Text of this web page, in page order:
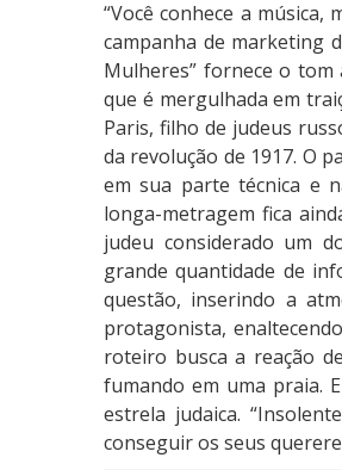
a
a
a
M
u
l
h
e
r
e
“Você conhece a música,
campanha de marketing
Mulheres” fornece o
que é mergulhada em
Paris, filho de judeus
da revolução de 1917. O
em sua parte técnica e
longa-metragem fica
judeu considerado um
grande quantidade de
questão, inserindo a
protagonista,
roteiro busca a reação
fumando em uma praia.
estrela judaica.
conseguir os seus